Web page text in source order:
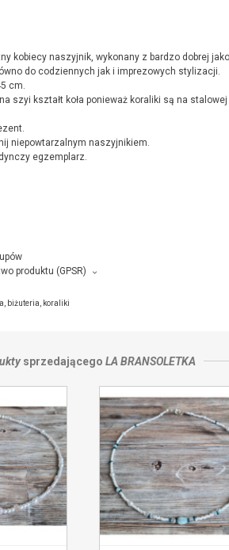
kobiecy naszyjnik, wykonany z bardzo dobrej
do codziennych jak i imprezowych stylizacji.
cm.
szyi kształt koła ponieważ koraliki są na
niepowtarzalnym naszyjnikiem.
egzemplarz.
produktu (GPSR)
23/62, 15-740 Białystok,
biżuteria koraliki
sprzedającego LA BRANSOLETKA